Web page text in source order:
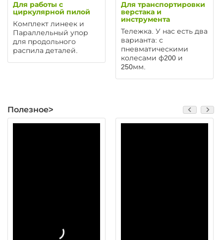
Для работы с
циркулярной пилой
Комплект линеек и
Параллельный упор
для продольного
распила деталей.
Для транспортировки
верстака и
инструмента
Тележка. У нас есть два
варианта: с
пневматическими
колесами ф200 и
250мм.
Полезное>